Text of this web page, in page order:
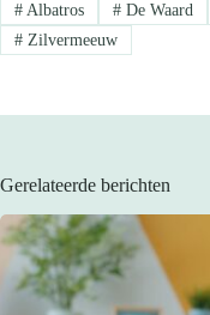
#Albatros #De Waard
#Zilvermeeuw
Gerelateerde berichten